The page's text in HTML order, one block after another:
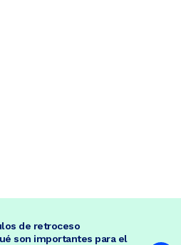
de retroceso
son importantes para el